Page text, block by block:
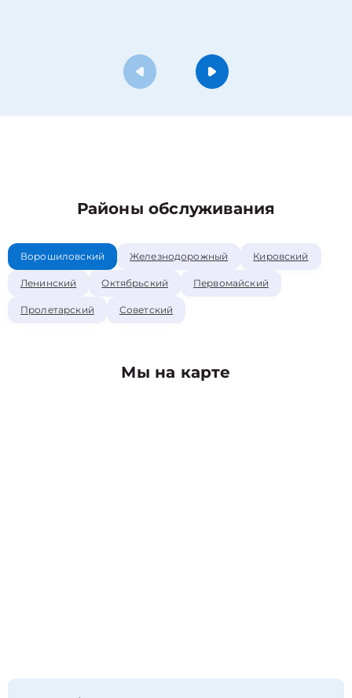
Районы обслуживания
Ворошиловский Железнодорожный Кировский
Ленинский Октябрьский Первомайский
Пролетарский Советский
Мы на карте